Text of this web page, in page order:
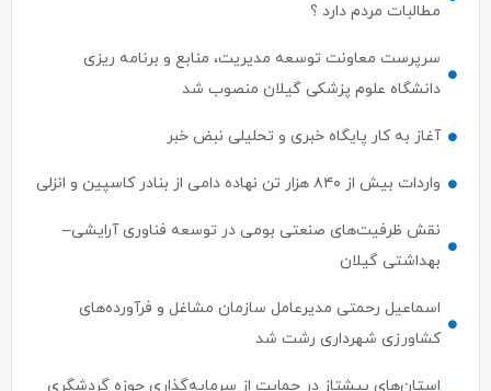
مطالبات مردم دارد ؟
سرپرست معاونت توسعه مدیریت، منابع و برنامه ریزی
دانشگاه علوم پزشکی گیلان منصوب شد
آغاز به کار پایگاه خبری و تحلیلی نبض خبر
واردات بیش از ۸۴۰ هزار تن نهاده دامی از بنادر كاسپین و انزلی
نقش ظرفیت‌های صنعتی بومی در توسعه فناوری آرایشی–
بهداشتی گیلان
اسماعیل رحمتی مدیرعامل سازمان مشاغل و فرآورده‌های
کشاورزی شهرداری رشت شد
استان‌های پیشتاز در حمایت از سرمایه‌گذاری حوزه گردشگری